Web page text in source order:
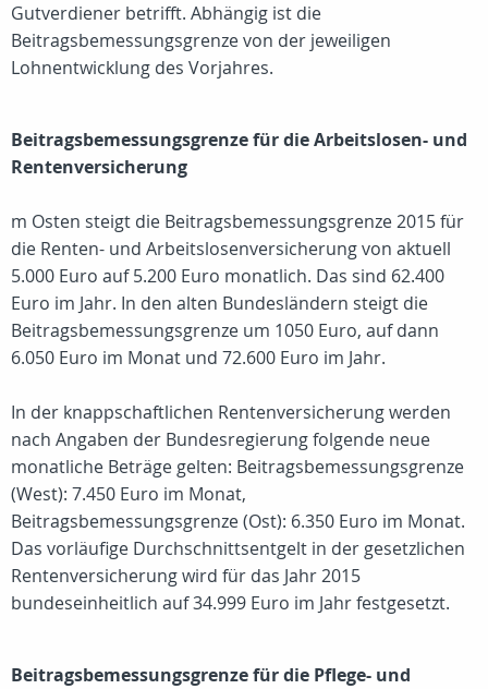
Gutverdiener betrifft. Abhängig ist die
Beitragsbemessungsgrenze von der jeweiligen
Lohnentwicklung des Vorjahres.
Beitragsbemessungsgrenze für die Arbeitslosen- und
Rentenversicherung
m Osten steigt die Beitragsbemessungsgrenze 2015 für
die Renten- und Arbeitslosenversicherung von aktuell
5.000 Euro auf 5.200 Euro monatlich. Das sind 62.400
Euro im Jahr. In den alten Bundesländern steigt die
Beitragsbemessungsgrenze um 1050 Euro, auf dann
6.050 Euro im Monat und 72.600 Euro im Jahr.
In der knappschaftlichen Rentenversicherung werden
nach Angaben der Bundesregierung folgende neue
monatliche Beträge gelten: Beitragsbemessungsgrenze
(West): 7.450 Euro im Monat,
Beitragsbemessungsgrenze (Ost): 6.350 Euro im Monat.
Das vorläufige Durchschnittsentgelt in der gesetzlichen
Rentenversicherung wird für das Jahr 2015
bundeseinheitlich auf 34.999 Euro im Jahr festgesetzt.
Beitragsbemessungsgrenze für die Pflege- und